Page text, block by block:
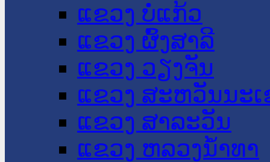
ແຂວງ ບໍ່ແກ້ວ
ແຂວງ ຜົ້ງສາລີ
ແຂວງ ວຽງຈັນ
ແຂວງ ສະຫວັນນະ
ແຂວງ ສາລະວັນ
ແຂວງ ຫລວງນໍ້າທາ